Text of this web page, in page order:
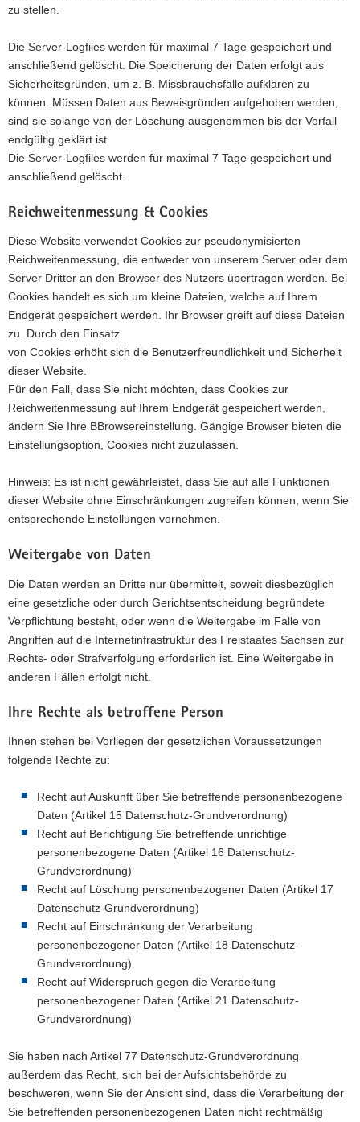
zu stellen.
Die Server-Logfiles werden für maximal 7 Tage gespeichert und
anschließend gelöscht. Die Speicherung der Daten erfolgt aus
Sicherheitsgründen, um z. B. Missbrauchsfälle aufklären zu
können. Müssen Daten aus Beweisgründen aufgehoben werden,
sind sie solange von der Löschung ausgenommen bis der Vorfall
endgültig geklärt ist.
Die Server-Logfiles werden für maximal 7 Tage gespeichert und
anschließend gelöscht.
Reichweitenmessung & Cookies
Diese Website verwendet Cookies zur pseudonymisierten
Reichweitenmessung, die entweder von unserem Server oder dem
Server Dritter an den Browser des Nutzers übertragen werden. Bei
Cookies handelt es sich um kleine Dateien, welche auf Ihrem
Endgerät gespeichert werden. Ihr Browser greift auf diese Dateien
zu. Durch den Einsatz
von Cookies erhöht sich die Benutzerfreundlichkeit und Sicherheit
dieser Website.
Für den Fall, dass Sie nicht möchten, dass Cookies zur
Reichweitenmessung auf Ihrem Endgerät gespeichert werden,
ändern Sie Ihre BBrowsereinstellung. Gängige Browser bieten die
Einstellungsoption, Cookies nicht zuzulassen.
Hinweis: Es ist nicht gewährleistet, dass Sie auf alle Funktionen
dieser Website ohne Einschränkungen zugreifen können, wenn Sie
entsprechende Einstellungen vornehmen.
Weitergabe von Daten
Die Daten werden an Dritte nur übermittelt, soweit diesbezüglich
eine gesetzliche oder durch Gerichtsentscheidung begründete
Verpflichtung besteht, oder wenn die Weitergabe im Falle von
Angriffen auf die Internetinfrastruktur des Freistaates Sachsen zur
Rechts- oder Strafverfolgung erforderlich ist. Eine Weitergabe in
anderen Fällen erfolgt nicht.
Ihre Rechte als betroffene Person
Ihnen stehen bei Vorliegen der gesetzlichen Voraussetzungen
folgende Rechte zu:
Recht auf Auskunft über Sie betreffende personenbezogene
Daten (Artikel 15 Datenschutz-Grundverordnung)
Recht auf Berichtigung Sie betreffende unrichtige
personenbezogene Daten (Artikel 16 Datenschutz-
Grundverordnung)
Recht auf Löschung personenbezogener Daten (Artikel 17
Datenschutz-Grundverordnung)
Recht auf Einschränkung der Verarbeitung
personenbezogener Daten (Artikel 18 Datenschutz-
Grundverordnung)
Recht auf Widerspruch gegen die Verarbeitung
personenbezogener Daten (Artikel 21 Datenschutz-
Grundverordnung)
Sie haben nach Artikel 77 Datenschutz-Grundverordnung
außerdem das Recht, sich bei der Aufsichtsbehörde zu
beschweren, wenn Sie der Ansicht sind, dass die Verarbeitung der
Sie betreffenden personenbezogenen Daten nicht rechtmäßig